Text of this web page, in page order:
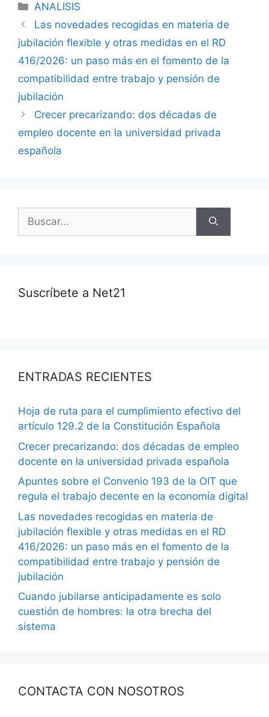
ANALISIS
Las novedades recogidas en materia de
jubilación flexible y otras medidas en el RD
416/2026: un paso más en el fomento de la
compatibilidad entre trabajo y pensión de
jubilación
Crecer precarizando: dos décadas de
empleo docente en la universidad privada
española
Suscríbete a Net21
ENTRADAS RECIENTES
Hoja de ruta para el cumplimiento efectivo del
artículo 129.2 de la Constitución Española
Crecer precarizando: dos décadas de empleo
docente en la universidad privada española
Apuntes sobre el Convenio 193 de la OIT que
regula el trabajo decente en la economía digital
Las novedades recogidas en materia de
jubilación flexible y otras medidas en el RD
416/2026: un paso más en el fomento de la
compatibilidad entre trabajo y pensión de
jubilación
Cuando jubilarse anticipadamente es solo
cuestión de hombres: la otra brecha del
sistema
CONTACTA CON NOSOTROS